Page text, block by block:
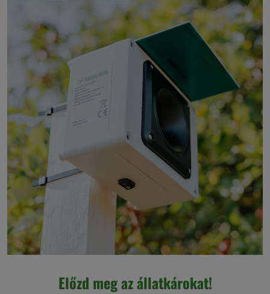
Előzd meg az állatkárokat!